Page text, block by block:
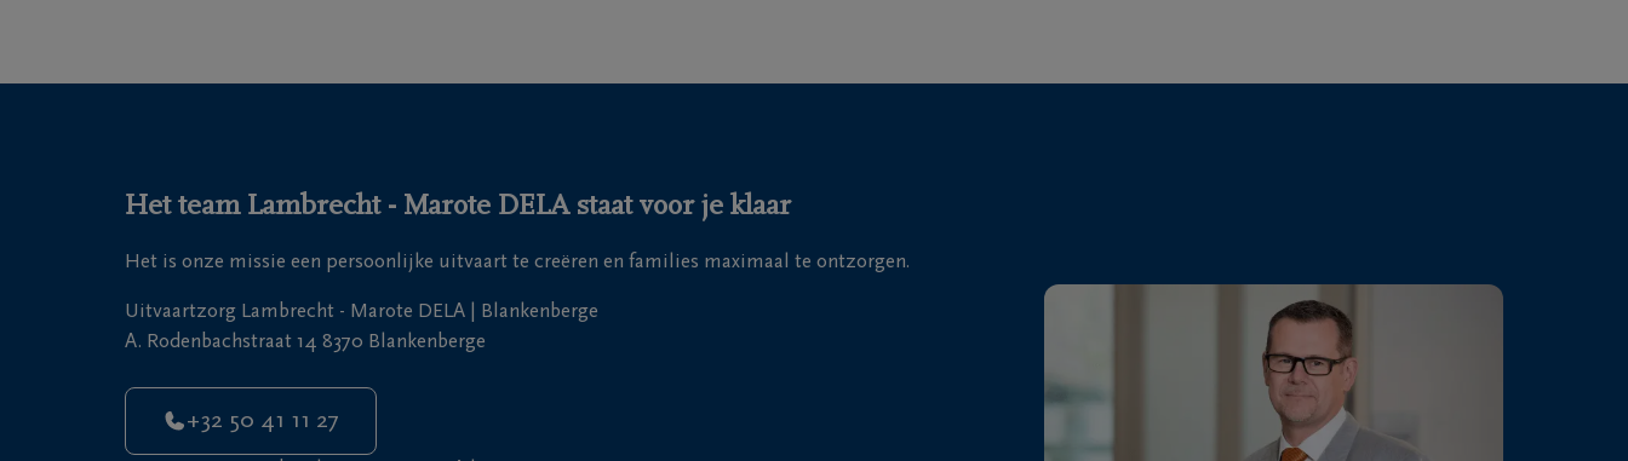
Het team Lambrecht - Marote DELA staat voor je klaar
Het is onze missie een persoonlijke uitvaart te creëren en families maximaal te ontzorgen.
Uitvaartzorg Lambrecht - Marote DELA | Blankenberge
A. Rodenbachstraat 14 8370 Blankenberge
+32 50 41 11 27